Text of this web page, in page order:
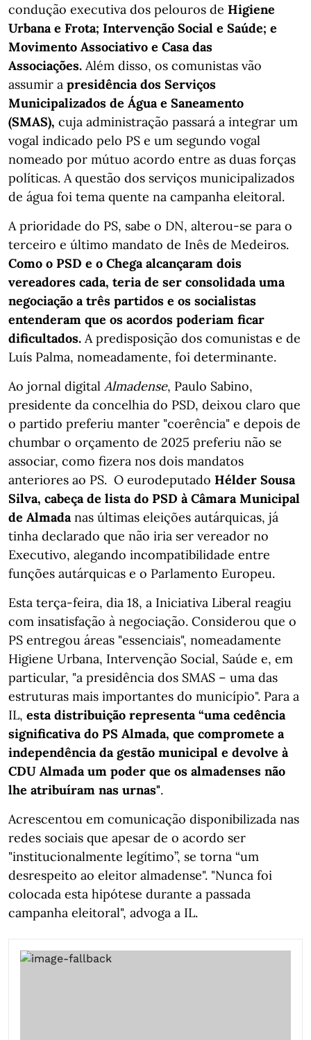
condução executiva dos pelouros de Higiene
Urbana e Frota; Intervenção Social e Saúde; e
Movimento Associativo e Casa das
Associações. Além disso, os comunistas vão
assumir a presidência dos Serviços
Municipalizados de Água e Saneamento
(SMAS), cuja administração passará a integrar um
vogal indicado pelo PS e um segundo vogal
nomeado por mútuo acordo entre as duas forças
políticas. A questão dos serviços municipalizados
de água foi tema quente na campanha eleitoral.
A prioridade do PS, sabe o DN, alterou-se para o
terceiro e último mandato de Inês de Medeiros.
Como o PSD e o Chega alcançaram dois
vereadores cada, teria de ser consolidada uma
negociação a três partidos e os socialistas
entenderam que os acordos poderiam ficar
dificultados. A predisposição dos comunistas e de
Luís Palma, nomeadamente, foi determinante.
Ao jornal digital Almadense, Paulo Sabino,
presidente da concelhia do PSD, deixou claro que
o partido preferiu manter "coerência" e depois de
chumbar o orçamento de 2025 preferiu não se
associar, como fizera nos dois mandatos
anteriores ao PS. O eurodeputado Hélder Sousa
Silva, cabeça de lista do PSD à Câmara Municipal
de Almada nas últimas eleições autárquicas, já
tinha declarado que não iria ser vereador no
Executivo, alegando incompatibilidade entre
funções autárquicas e o Parlamento Europeu.
Esta terça-feira, dia 18, a Iniciativa Liberal reagiu
com insatisfação à negociação. Considerou que o
PS entregou áreas "essenciais", nomeadamente
Higiene Urbana, Intervenção Social, Saúde e, em
particular, "a presidência dos SMAS – uma das
estruturas mais importantes do município". Para a
IL, esta distribuição representa “uma cedência
significativa do PS Almada, que compromete a
independência da gestão municipal e devolve à
CDU Almada um poder que os almadenses não
lhe atribuíram nas urnas".
Acrescentou em comunicação disponibilizada nas
redes sociais que apesar de o acordo ser
"institucionalmente legítimo”, se torna “um
desrespeito ao eleitor almadense". "Nunca foi
colocada esta hipótese durante a passada
campanha eleitoral", advoga a IL.